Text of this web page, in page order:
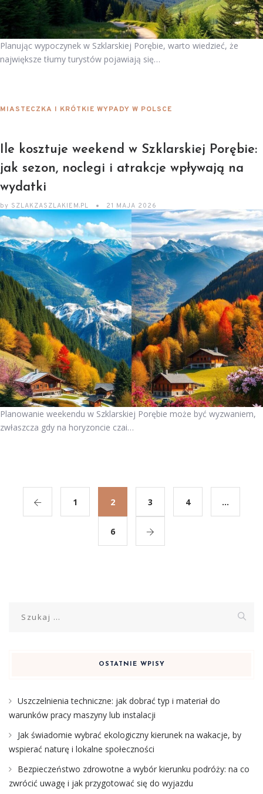
Planując wypoczynek w Szklarskiej Porębie, warto wiedzieć, że
największe tłumy turystów pojawiają się…
MIASTECZKA I KRÓTKIE WYPADY W POLSCE
Ile kosztuje weekend w Szklarskiej Porębie:
jak sezon, noclegi i atrakcje wpływają na
wydatki
by SZLAKZASZLAKIEM.PL 21 MAJA 2026
Planowanie weekendu w Szklarskiej Porębie może być wyzwaniem,
zwłaszcza gdy na horyzoncie czai…
1 2 3 4 …
6
OSTATNIE WPISY
Uszczelnienia techniczne: jak dobrać typ i materiał do
warunków pracy maszyny lub instalacji
Jak świadomie wybrać ekologiczny kierunek na wakacje, by
wspierać naturę i lokalne społeczności
Bezpieczeństwo zdrowotne a wybór kierunku podróży: na co
zwrócić uwagę i jak przygotować się do wyjazdu